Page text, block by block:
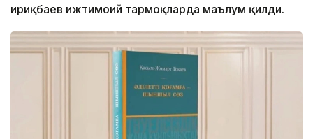
Қириқбаев ижтимоий тармоқларда маълум қилди.